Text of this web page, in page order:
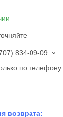
834-09-09
по телефону